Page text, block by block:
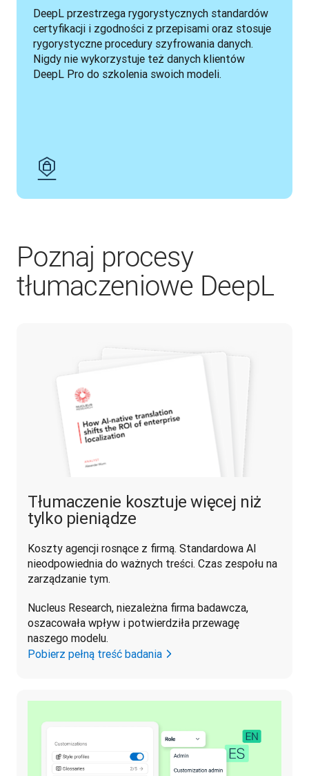
DeepL przestrzega rygorystycznych standardów
certyfikacji i zgodności z przepisami oraz stosuje
rygorystyczne procedury szyfrowania danych.
Nigdy nie wykorzystuje też danych klientów
DeepL Pro do szkolenia swoich modeli.
Poznaj procesy
tłumaczeniowe DeepL
Tłumaczenie kosztuje więcej niż
tylko pieniądze
Koszty agencji rosnące z firmą. Standardowa AI
nieodpowiednia do ważnych treści. Czas zespołu na
zarządzanie tym.
Nucleus Research, niezależna firma badawcza,
oszacowała wpływ i potwierdziła przewagę
naszego modelu.
Pobierz pełną treść badania